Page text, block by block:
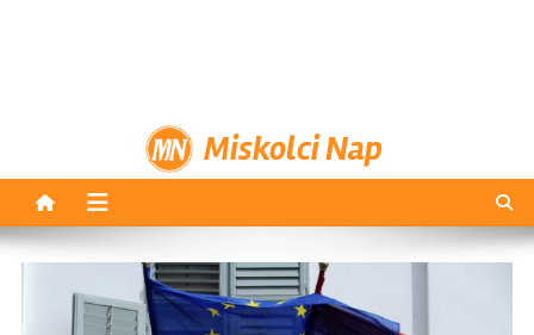
Miskolci Nap